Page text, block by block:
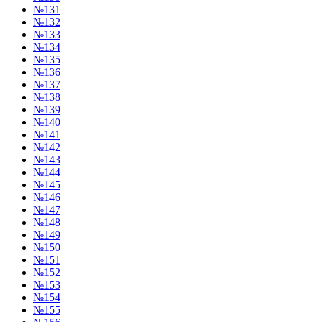
№131
№132
№133
№134
№135
№136
№137
№138
№139
№140
№141
№142
№143
№144
№145
№146
№147
№148
№149
№150
№151
№152
№153
№154
№155